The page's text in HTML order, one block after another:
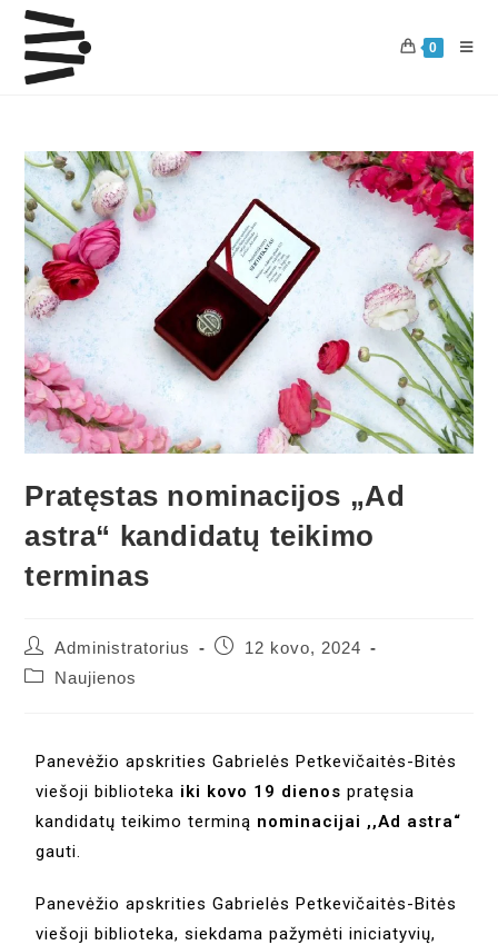
0
Pratęstas nominacijos „Ad
astra“ kandidatų teikimo
terminas
Administratorius
12 kovo, 2024
Naujienos
Panevėžio apskrities Gabrielės Petkevičaitės-Bitės
viešoji biblioteka iki kovo 19 dienos pratęsia
kandidatų teikimo terminą nominacijai ,,Ad astra“
gauti.
Panevėžio apskrities Gabrielės Petkevičaitės-Bitės
viešoji biblioteka, siekdama pažymėti iniciatyvių,